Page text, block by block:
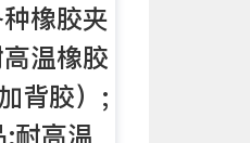
橡胶夹
温橡胶
背胶）;